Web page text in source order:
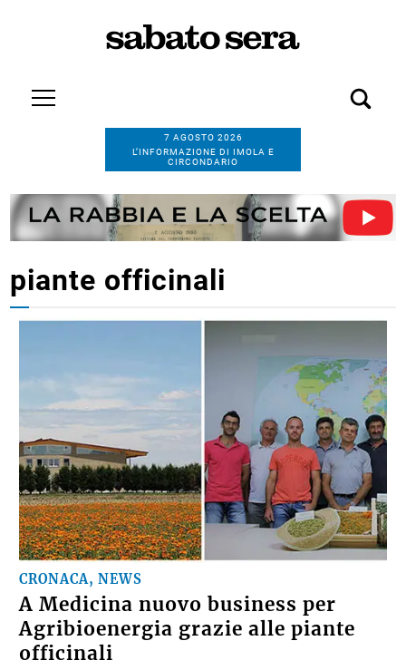
7 AGOSTO 2026
L’INFORMAZIONE DI IMOLA E
CIRCONDARIO
piante officinali
CRONACA, NEWS
A Medicina nuovo business per
Agribioenergia grazie alle piante
officinali